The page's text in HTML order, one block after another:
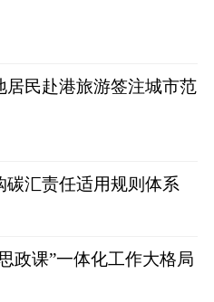
民赴港旅游签注城市范
汇责任适用规则体系
政课”一体化工作大格局